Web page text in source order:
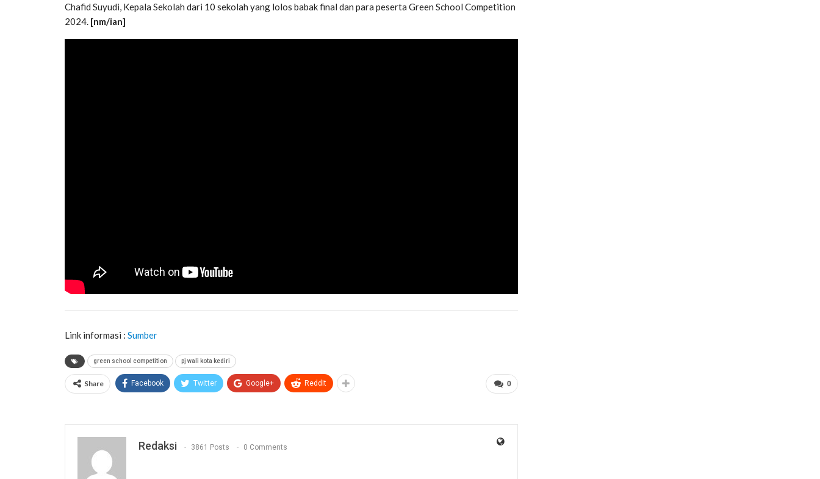
Chafid Suyudi, Kepala Sekolah dari 10 sekolah yang lolos babak final dan para peserta Green School Competition
2024. [nm/ian]
Link informasi : Sumber
green school competition pj wali kota kediri
0
Share Facebook Twitter Google+ ReddIt
Redaksi 3861 Posts 0 Comments